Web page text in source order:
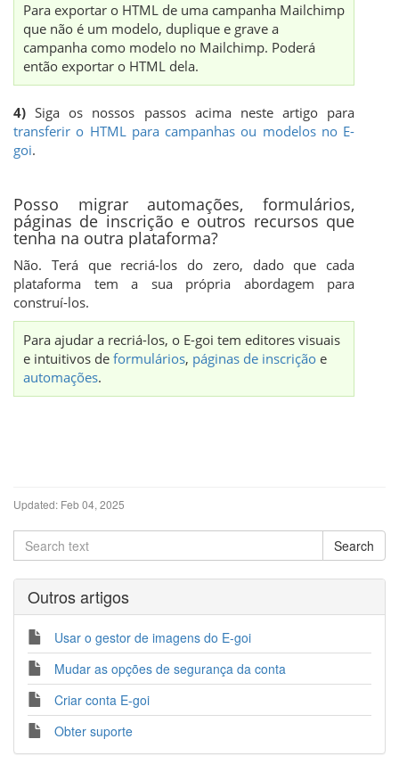
Para exportar o HTML de uma campanha Mailchimp
que não é um modelo, duplique e grave a
campanha como modelo no Mailchimp. Poderá
então exportar o HTML dela.
4) Siga os nossos passos acima neste artigo para
transferir o HTML para campanhas ou modelos no E-
goi.
Posso migrar automações, formulários,
páginas de inscrição e outros recursos que
tenha na outra plataforma?
Não. Terá que recriá-los do zero, dado que cada
plataforma tem a sua própria abordagem para
construí-los.
Para ajudar a recriá-los, o E-goi tem editores visuais
e intuitivos de formulários, páginas de inscrição e
automações.
Updated: Feb 04, 2025
Outros artigos
Usar o gestor de imagens do E-goi
Mudar as opções de segurança da conta
Criar conta E-goi
Obter suporte